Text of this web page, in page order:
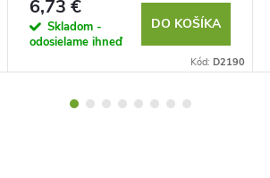
6,73 €
Skladom -
odosielame ihneď
DO KOŠÍKA
Kód: D2190